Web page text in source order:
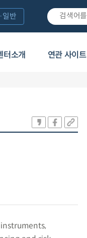
터소개 연관 사이트
일반